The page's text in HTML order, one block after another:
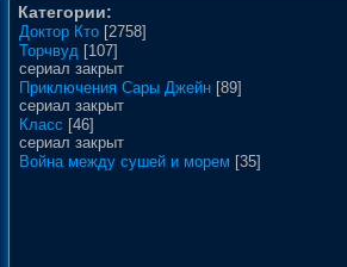
Категории:
Доктор Кто [2758]
Торчвуд [107]
сериал закрыт
Приключения Сары Джейн [89]
сериал закрыт
Класс [46]
сериал закрыт
Война между сушей и морем [35]